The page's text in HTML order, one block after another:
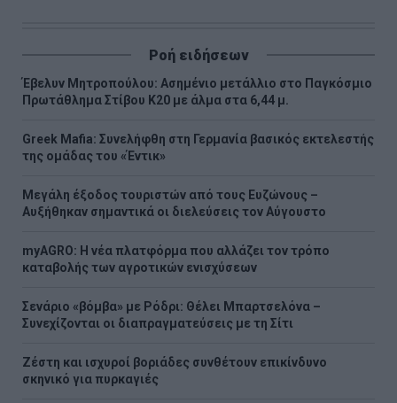
Ροή ειδήσεων
Έβελυν Μητροπούλου: Ασημένιο μετάλλιο στο Παγκόσμιο
Πρωτάθλημα Στίβου Κ20 με άλμα στα 6,44 μ.
Greek Mafia: Συνελήφθη στη Γερμανία βασικός εκτελεστής
της ομάδας του «Έντικ»
Μεγάλη έξοδος τουριστών από τους Ευζώνους –
Αυξήθηκαν σημαντικά οι διελεύσεις τον Αύγουστο
myAGRO: Η νέα πλατφόρμα που αλλάζει τον τρόπο
καταβολής των αγροτικών ενισχύσεων
Σενάριο «βόμβα» με Ρόδρι: Θέλει Μπαρτσελόνα –
Συνεχίζονται οι διαπραγματεύσεις με τη Σίτι
Ζέστη και ισχυροί βοριάδες συνθέτουν επικίνδυνο
σκηνικό για πυρκαγιές